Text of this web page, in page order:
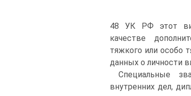
48 УК РФ этот
качестве
тяжкого или особо
данных о личности
Специальные
внутренних дел,